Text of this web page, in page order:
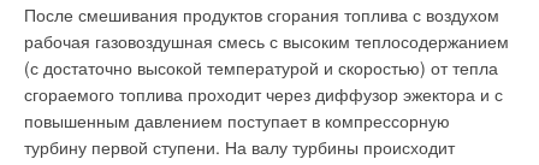
После смешивания продуктов сгорания топлива с воздухом
рабочая газовоздушная смесь с высоким теплосодержанием
(с достаточно высокой температурой и скоростью) от тепла
сгораемого топлива проходит через диффузор эжектора и с
повышенным давлением поступает в компрессорную
турбину первой ступени. На валу турбины происходит